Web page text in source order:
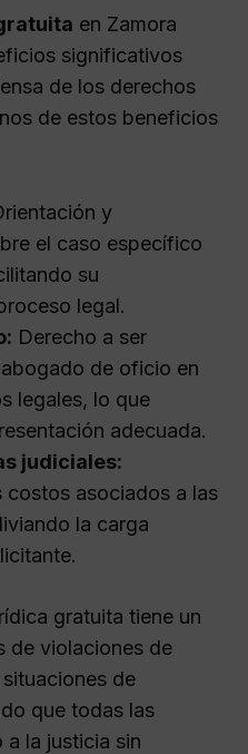
en Zamora
significativos
de los derechos
de estos beneficios
y
el caso específico
su
legal.
Derecho a ser
de oficio en
legales, lo que
adecuada.
judiciales:
costos asociados a las
la carga
gratuita tiene un
de violaciones de
de
que todas las
a la justicia sin